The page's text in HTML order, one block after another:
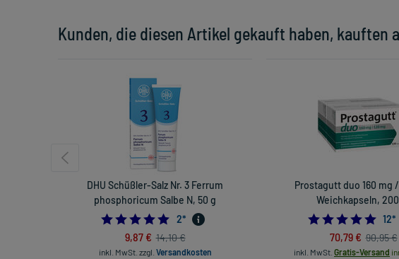
Kunden, die diesen Artikel gekauft haben, kauften
DHU Schüßler-Salz Nr. 3 Ferrum
phosphoricum Salbe N, 50 g
5.0
2*
9,87 € 14,10 €
inkl. MwSt. zzgl. Versandkosten
Prostagutt duo 160 mg
Weichkapseln,
12*
70,79 € 90,95 €
inkl. MwSt. Gratis-Versand